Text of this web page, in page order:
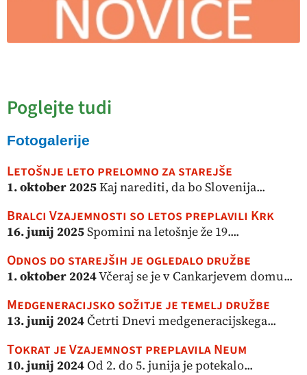
Poglejte tudi
Fotogalerije
Letošnje leto prelomno za starejše
1. oktober 2025Kaj narediti, da bo Slovenija...
Bralci Vzajemnosti so letos preplavili Krk
16. junij 2025Spomini na letošnje že 19....
Odnos do starejših je ogledalo družbe
1. oktober 2024Včeraj se je v Cankarjevem domu...
Medgeneracijsko sožitje je temelj družbe
13. junij 2024Četrti Dnevi medgeneracijskega...
Tokrat je Vzajemnost preplavila Neum
10. junij 2024Od 2. do 5. junija je potekalo...